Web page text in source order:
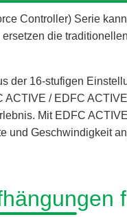
Controller) Serie
die
der 16-stufigen
ACTIVE / EDFC
Mit EDFC
und Geschwindigkeit